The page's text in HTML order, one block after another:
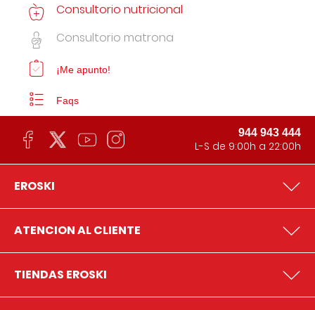
Consultorio nutricional
Consultorio matrona
¡Me apunto!
Faqs
944 943 444
L-S de 9:00h a 22:00h
EROSKI
ATENCION AL CLIENTE
TIENDAS EROSKI